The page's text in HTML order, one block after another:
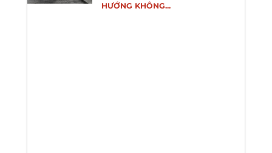
HƯỚNG KHÔNG...